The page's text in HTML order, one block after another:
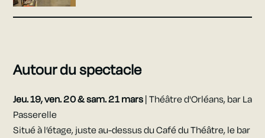
Autour du spectacle
Jeu. 19, ven. 20 & sam. 21 mars | Théâtre d'Orléans, bar La
Passerelle
Situé à l’étage, juste au-dessus du Café du Théâtre, le bar